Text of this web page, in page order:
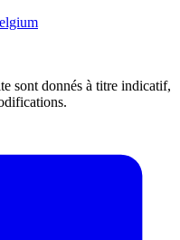
sont donnés à titre indicatif,